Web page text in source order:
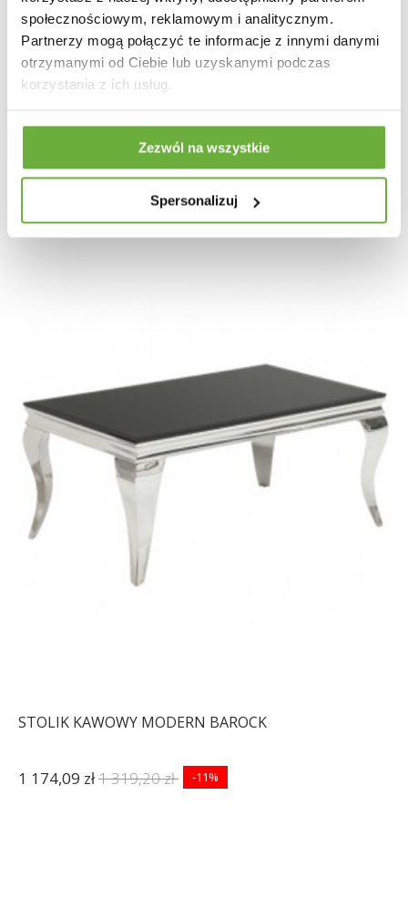
społecznościowym, reklamowym i analitycznym.
Partnerzy mogą połączyć te informacje z innymi danymi
otrzymanymi od Ciebie lub uzyskanymi podczas
korzystania z ich usług.
Zezwól na wszystkie
Spersonalizuj
1 087,56 zł1 221,98 zł -11%
STOLIK KAWOWY MODERN BAROCK
1 174,09 zł1 319,20 zł -11%